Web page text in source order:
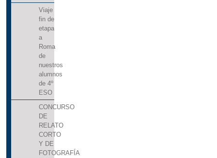
Viaje
fin de
etapa
a
Roma
de
nuestros
alumnos
de 4º
ESO
CONCURSO
DE
RELATO
CORTO
Y DE
FOTOGRAFÍA